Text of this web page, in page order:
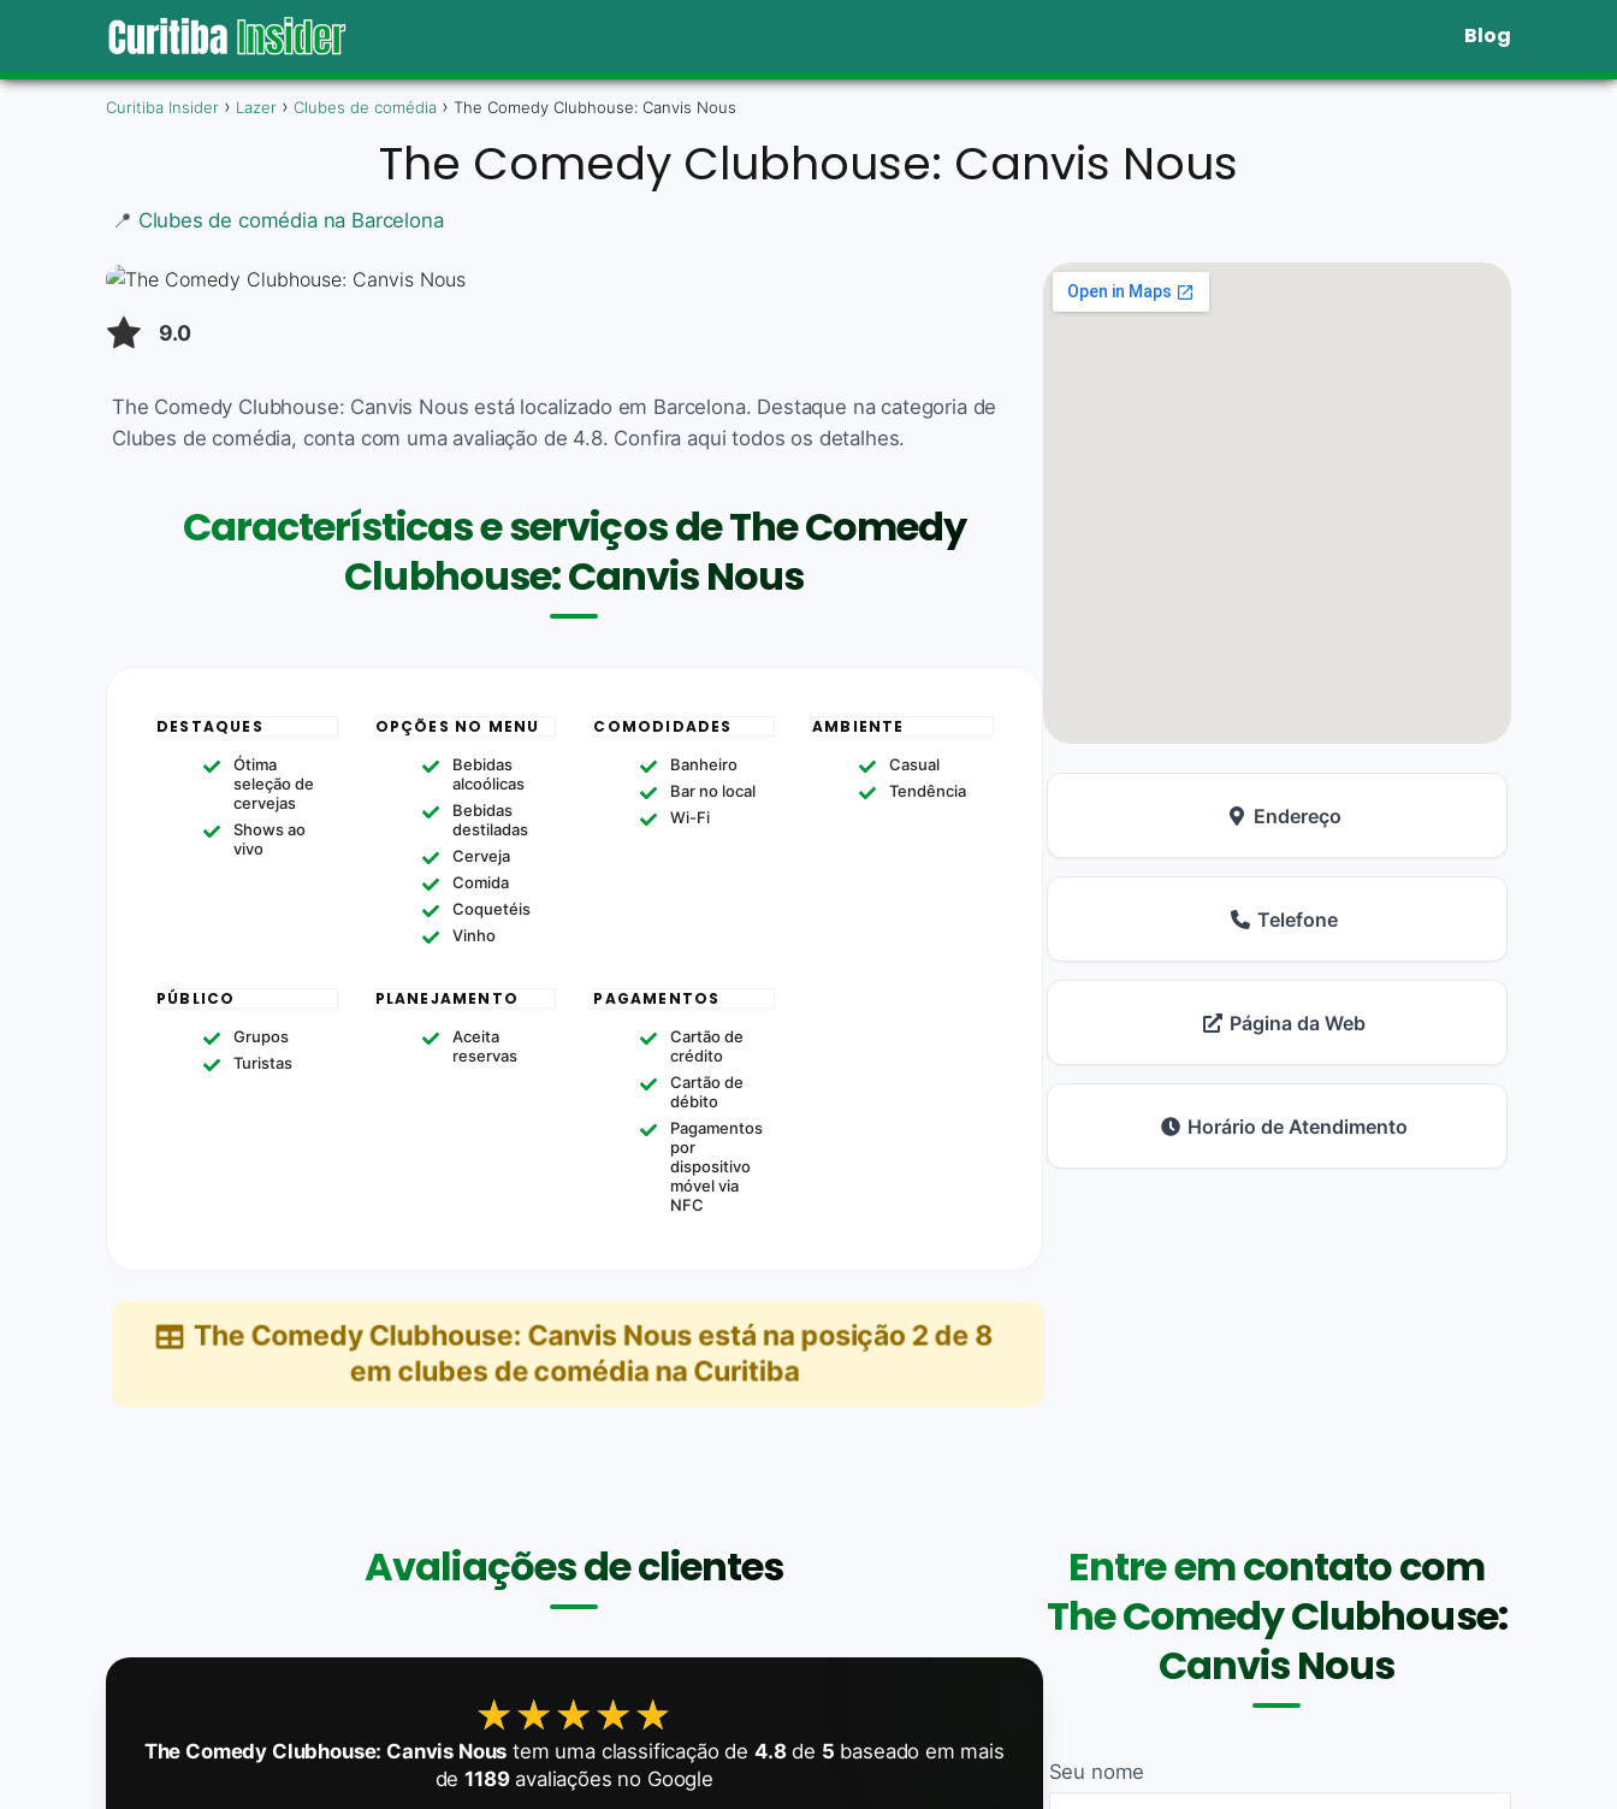
Blog
Curitiba Insider Lazer Clubes de comédia The Comedy Clubhouse: Canvis Nous
The Comedy Clubhouse: Canvis Nous
📍 Clubes de comédia na Barcelona
9.0
The Comedy Clubhouse: Canvis Nous está localizado em Barcelona. Destaque na categoria de
Clubes de comédia, conta com uma avaliação de 4.8. Confira aqui todos os detalhes.
Características e serviços de The Comedy
Clubhouse: Canvis Nous
DESTAQUES
Ótima
seleção de
cervejas
Shows ao
vivo
OPÇÕES NO MENU
Bebidas
alcoólicas
Bebidas
destiladas
Cerveja
Comida
Coquetéis
Vinho
COMODIDADES
Banheiro
Bar no local
Wi-Fi
AMBIENTE
Casual
Tendência
PÚBLICO
Grupos
Turistas
PLANEJAMENTO
Aceita
reservas
PAGAMENTOS
Cartão de
crédito
Cartão de
débito
Pagamentos
por
dispositivo
móvel via
NFC
The Comedy Clubhouse: Canvis Nous está na posição 2 de 8
em clubes de comédia na Curitiba
Endereço
Telefone
Página da Web
Horário de Atendimento
Avaliações de clientes
★★★★★
★★★★★
The Comedy Clubhouse: Canvis Nous tem uma classificação de 4.8de 5 baseado em mais
de1189avaliações no Google
Entre em contato com
The Comedy Clubhouse:
Canvis Nous
Seu nome